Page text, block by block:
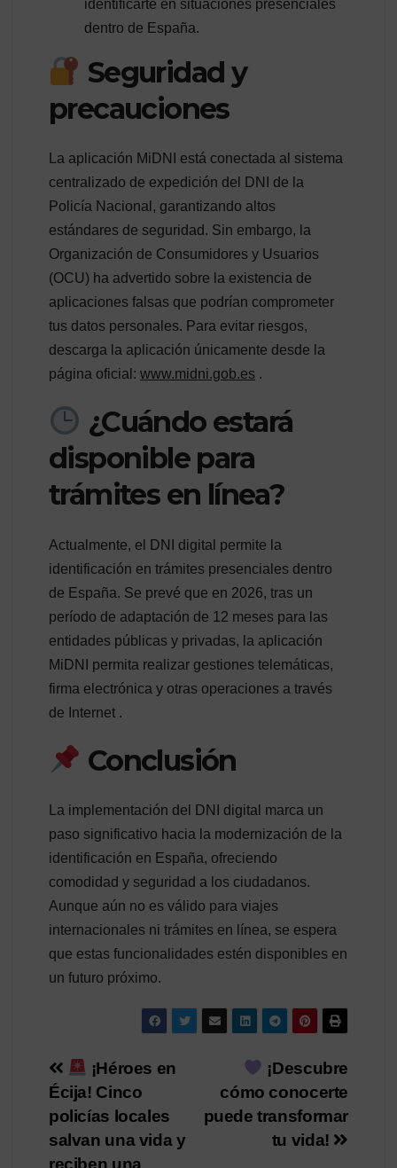
identificarte en situaciones presenciales
dentro de España.
Seguridad y
precauciones
La aplicación MiDNI está conectada al sistema
centralizado de expedición del DNI de la
Policía Nacional, garantizando altos
estándares de seguridad. Sin embargo, la
Organización de Consumidores y Usuarios
(OCU) ha advertido sobre la existencia de
aplicaciones falsas que podrían comprometer
tus datos personales. Para evitar riesgos,
descarga la aplicación únicamente desde la
página oficial: www.midni.gob.es .
¿Cuándo estará
disponible para
trámites en línea?
Actualmente, el DNI digital permite la
identificación en trámites presenciales dentro
de España. Se prevé que en 2026, tras un
período de adaptación de 12 meses para las
entidades públicas y privadas, la aplicación
MiDNI permita realizar gestiones telemáticas,
firma electrónica y otras operaciones a través
de Internet .
Conclusión
La implementación del DNI digital marca un
paso significativo hacia la modernización de la
identificación en España, ofreciendo
comodidad y seguridad a los ciudadanos.
Aunque aún no es válido para viajes
internacionales ni trámites en línea, se espera
que estas funcionalidades estén disponibles en
un futuro próximo.
Navegación
de
entradas
¡Descubre
cómo conocerte
puede transformar
tu vida!
¡Héroes en
Écija! Cinco
policías locales
salvan una vida y
reciben una